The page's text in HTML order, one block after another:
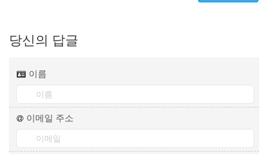
당신의 답글
이름
이메일 주소